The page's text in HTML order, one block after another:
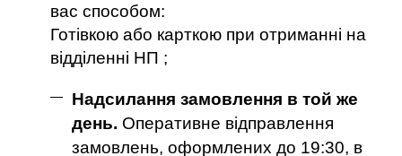
вас способом:
Готівкою або карткою при отриманні на
відділенні НП ;
Надсилання замовлення в той же
день. Оперативне відправлення
замовлень, оформлених до 19:30, в